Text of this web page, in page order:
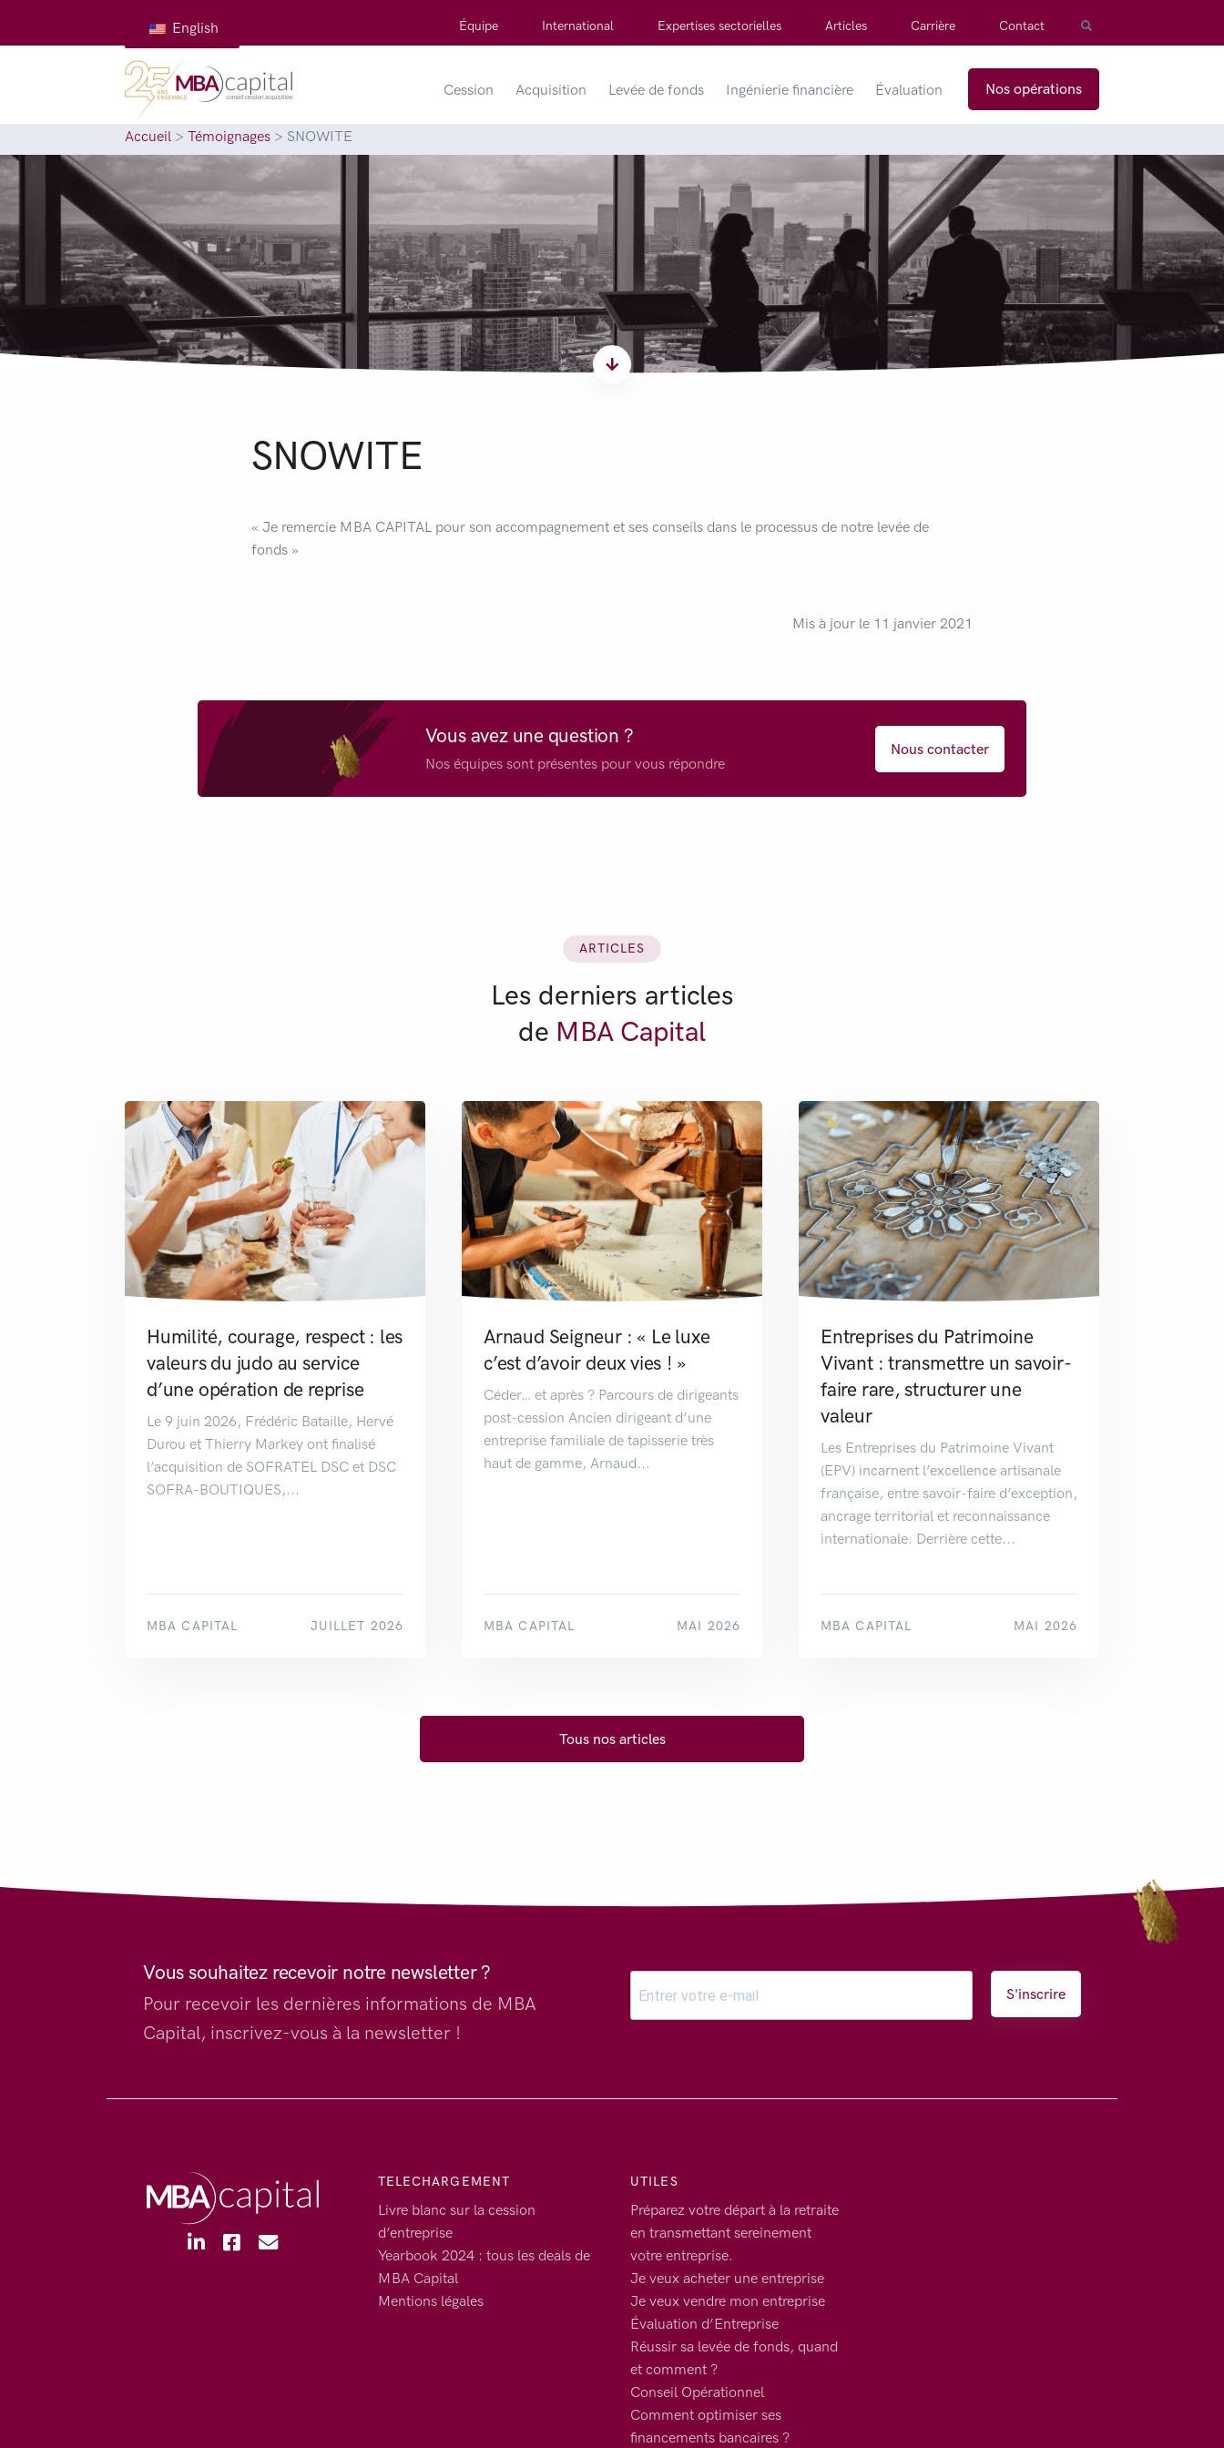
English Équipe International Expertises sectorielles Articles Carrière Contact
Cession Acquisition Levée de fonds Ingénierie financière Évaluation Nos opérations
Accueil > Témoignages > SNOWITE
SNOWITE
« Je remercie MBA CAPITAL pour son accompagnement et ses conseils dans le processus de notre levée de
fonds »
Mis à jour le 11 janvier 2021
Vous avez une question ?
Nos équipes sont présentes pour vous répondre
Nous contacter
ARTICLES
Les derniers articles
de MBA Capital
Humilité, courage, respect : les
valeurs du judo au service
d’une opération de reprise
Le 9 juin 2026, Frédéric Bataille, Hervé
Durou et Thierry Markey ont finalisé
l’acquisition de SOFRATEL DSC et DSC
SOFRA-BOUTIQUES,...
MBA CAPITAL JUILLET 2026
Arnaud Seigneur : « Le luxe
c’est d’avoir deux vies ! »
Céder… et après ? Parcours de dirigeants
post-cession Ancien dirigeant d’une
entreprise familiale de tapisserie très
haut de gamme, Arnaud...
MBA CAPITAL MAI 2026
Entreprises du Patrimoine
Vivant : transmettre un savoir-
faire rare, structurer une
valeur
Les Entreprises du Patrimoine Vivant
(EPV) incarnent l’excellence artisanale
française, entre savoir-faire d’exception,
ancrage territorial et reconnaissance
internationale. Derrière cette...
MBA CAPITAL MAI 2026
Tous nos articles
Vous souhaitez recevoir notre newsletter ?
Pour recevoir les dernières informations de MBA
Capital, inscrivez-vous à la newsletter !
S'inscrire
TELECHARGEMENT
Livre blanc sur la cession
d’entreprise
Yearbook 2024 : tous les deals de
MBA Capital
Mentions légales
UTILES
Préparez votre départ à la retraite
en transmettant sereinement
votre entreprise.
Je veux acheter une entreprise
Je veux vendre mon entreprise
Évaluation d’Entreprise
Réussir sa levée de fonds, quand
et comment ?
Conseil Opérationnel
Comment optimiser ses
financements bancaires ?